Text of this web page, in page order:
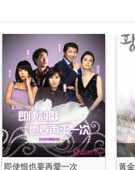
即使恨也要再愛一次 黃